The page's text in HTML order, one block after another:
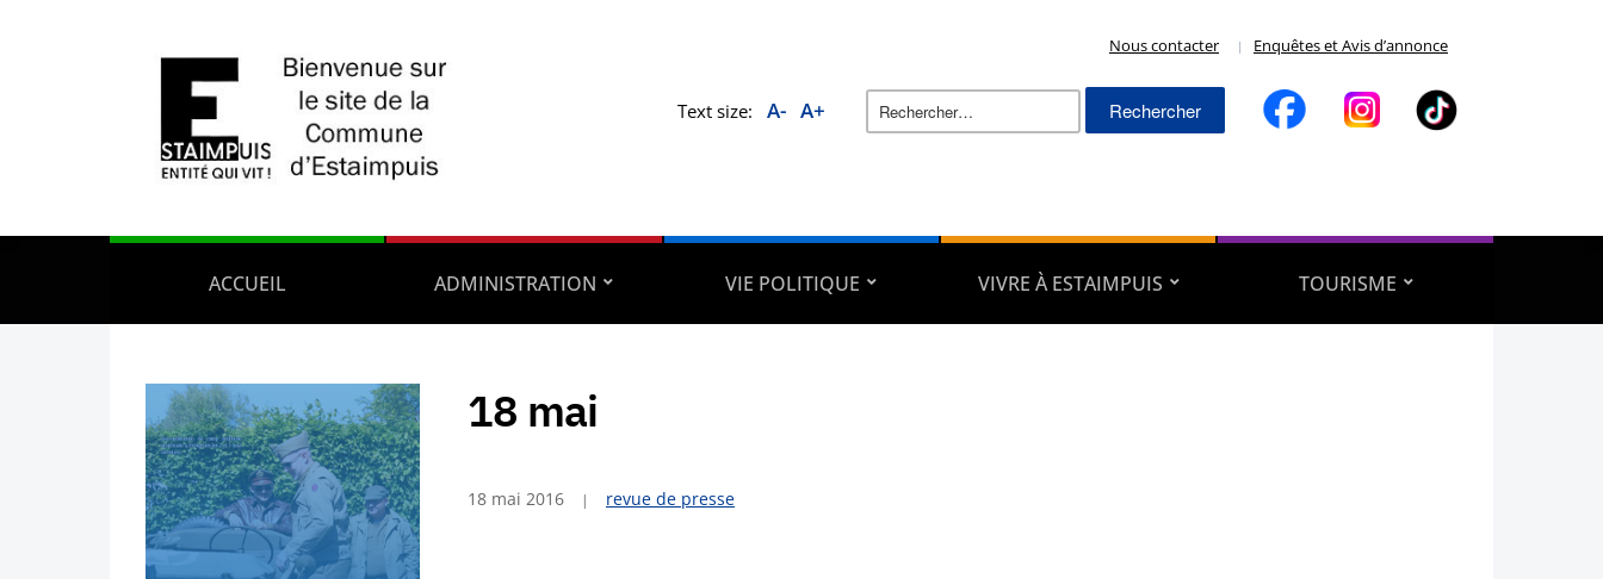
Nous contacter Enquêtes et Avis d’annonce
Text size: A- A+
Rechercher :
ACCUEIL ADMINISTRATION VIE POLITIQUE VIVRE À ESTAIMPUIS TOURISME
18 mai
18 mai 2016 revue de presse